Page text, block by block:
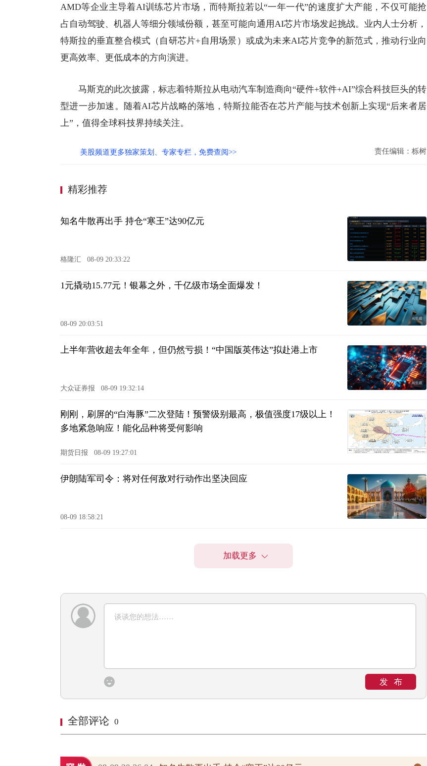
AMD等企业主导着AI训练芯片市场，而特斯拉若以“一年一代”的速度扩大产能，不仅可能抢
占自动驾驶、机器人等细分领域份额，甚至可能向通用AI芯片市场发起挑战。业内人士分析，
特斯拉的垂直整合模式（自研芯片+自用场景）或成为未来AI芯片竞争的新范式，推动行业向
更高效率、更低成本的方向演进。
马斯克的此次披露，标志着特斯拉从电动汽车制造商向“硬件+软件+AI”综合科技巨头的转
型进一步加速。随着AI芯片战略的落地，特斯拉能否在芯片产能与技术创新上实现“后来者居
上”，值得全球科技界持续关注。
美股频道更多独家策划、专家专栏，免费查阅>> 责任编辑：栎树
精彩推荐
知名牛散再出手 持仓“寒王”达90亿元
格隆汇 08-09 20:33:22
1元撬动15.77元！银幕之外，千亿级市场全面爆发！
08-09 20:03:51
上半年营收超去年全年，但仍然亏损！“中国版英伟达”拟赴港上市
大众证券报 08-09 19:32:14
刚刚，刷屏的“白海豚”二次登陆！预警级别最高，极值强度17级以上！
多地紧急响应！能化品种将受何影响
期货日报 08-09 19:27:01
伊朗陆军司令：将对任何敌对行动作出坚决回应
08-09 18:58:21
加载更多
发布
全部评论 0